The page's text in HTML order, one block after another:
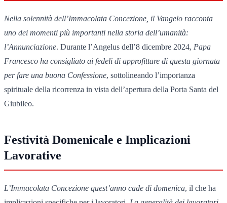
Nella solennità dell’Immacolata Concezione, il Vangelo racconta
uno dei momenti più importanti nella storia dell’umanità:
l’Annunciazione. Durante l’Angelus dell’8 dicembre 2024, Papa
Francesco ha consigliato ai fedeli di approfittare di questa giornata
per fare una buona Confessione, sottolineando l’importanza
spirituale della ricorrenza in vista dell’apertura della Porta Santa del
Giubileo.
Festività Domenicale e Implicazioni
Lavorative
L’Immacolata Concezione quest’anno cade di domenica, il che ha